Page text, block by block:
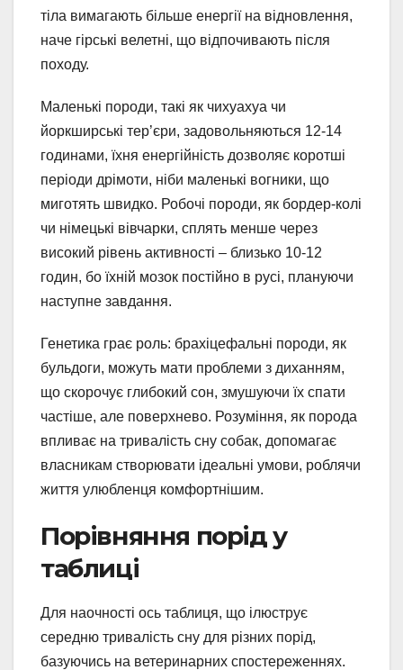
тіла вимагають більше енергії на відновлення,
наче гірські велетні, що відпочивають після
походу.
Маленькі породи, такі як чихуахуа чи
йоркширські тер’єри, задовольняються 12-14
годинами, їхня енергійність дозволяє коротші
періоди дрімоти, ніби маленькі вогники, що
миготять швидко. Робочі породи, як бордер-колі
чи німецькі вівчарки, сплять менше через
високий рівень активності – близько 10-12
годин, бо їхній мозок постійно в русі, плануючи
наступне завдання.
Генетика грає роль: брахіцефальні породи, як
бульдоги, можуть мати проблеми з диханням,
що скорочує глибокий сон, змушуючи їх спати
частіше, але поверхнево. Розуміння, як порода
впливає на тривалість сну собак, допомагає
власникам створювати ідеальні умови, роблячи
життя улюбленця комфортнішим.
Порівняння порід у
таблиці
Для наочності ось таблиця, що ілюструє
середню тривалість сну для різних порід,
базуючись на ветеринарних спостереженнях.